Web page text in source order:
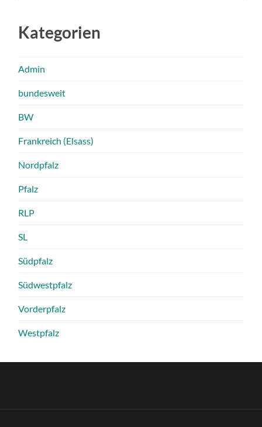
Kategorien
Admin
bundesweit
BW
Frankreich (Elsass)
Nordpfalz
Pfalz
RLP
SL
Südpfalz
Südwestpfalz
Vorderpfalz
Westpfalz